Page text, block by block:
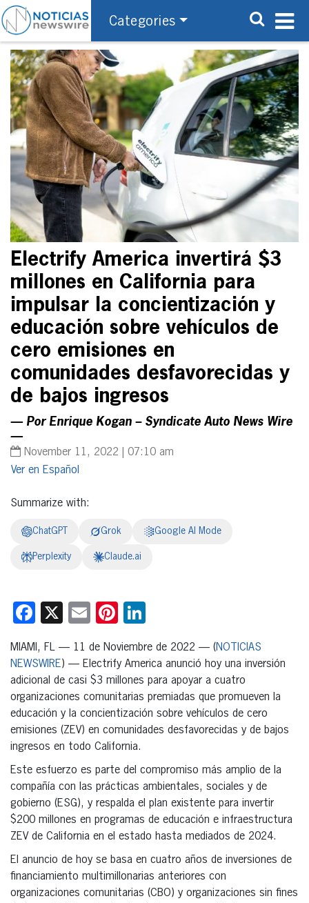
Categories
Electrify America invertirá $3
millones en California para
impulsar la concientización y
educación sobre vehículos de
cero emisiones en
comunidades desfavorecidas y
de bajos ingresos
— Por Enrique Kogan – Syndicate Auto News Wire
—
November 11, 2022 | 07:10 am
Español
Summarize with:
ChatGPT Grok Google AI Mode
Perplexity Claude.ai
Facebook
X EmailPinterest
MIAMI, FL — 11 de Noviembre de 2022 — (NOTICIAS
NEWSWIRE) — Electrify America anunció hoy una inversión
adicional de casi $3 millones para apoyar a cuatro
organizaciones comunitarias premiadas que promueven la
educación y la concientización sobre vehículos de cero
emisiones (ZEV) en comunidades desfavorecidas y de bajos
ingresos en todo California.
Este esfuerzo es parte del compromiso más amplio de la
compañía con las prácticas ambientales, sociales y de
gobierno (ESG), y respalda el plan existente para invertir
$200 millones en programas de educación e infraestructura
ZEV de California en el estado hasta mediados de 2024.
El anuncio de hoy se basa en cuatro años de inversiones de
financiamiento multimillonarias anteriores con
organizaciones comunitarias (CBO) y organizaciones sin fines